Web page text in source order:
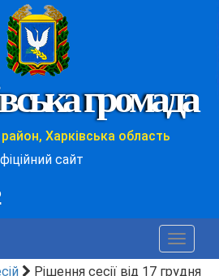
громада
Харківська область
сайт
Toggle
Рішення сесії від 17 грудня